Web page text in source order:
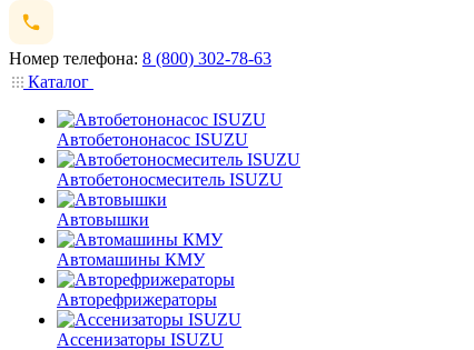
Номер телефона: 8 (800) 302-78-63
Каталог
Автобетононасос ISUZU
Автобетоносмеситель ISUZU
Автовышки
Автомашины КМУ
Авторефрижераторы
Ассенизаторы ISUZU